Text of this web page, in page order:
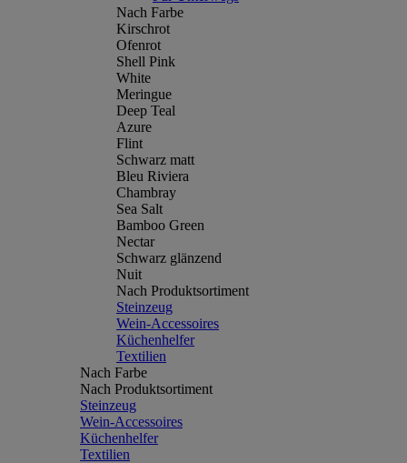
Nach Farbe
Kirschrot
Ofenrot
Shell Pink
White
Meringue
Deep Teal
Azure
Flint
Schwarz matt
Bleu Riviera
Chambray
Sea Salt
Bamboo Green
Nectar
Schwarz glänzend
Nuit
Nach Produktsortiment
Steinzeug
Wein-Accessoires
Küchenhelfer
Textilien
Nach Farbe
Nach Produktsortiment
Steinzeug
Wein-Accessoires
Küchenhelfer
Textilien